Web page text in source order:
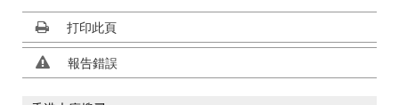
打印此頁
報告錯誤